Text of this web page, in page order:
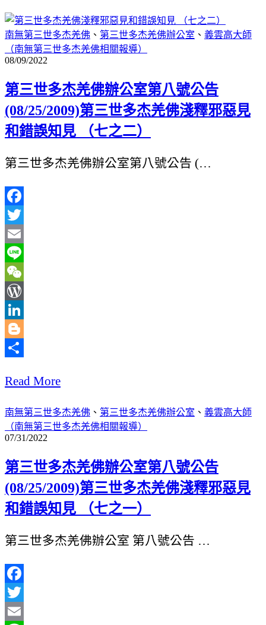
南無第三世多杰羌佛 、 第三世多杰羌佛辦公室 、 義雲高大師
（南無第三世多杰羌佛相關報導）
08/09/2022
第三世多杰羌佛辦公室第八號公告
(08/25/2009)第三世多杰羌佛淺釋邪惡見
和錯誤知見 （七之二）
第三世多杰羌佛辦公室第八號公告 (…
Facebook
Twitter
Email
Line
WeChat
WordPress
LinkedIn
Blogger
享
Read More
南無第三世多杰羌佛 、 第三世多杰羌佛辦公室 、 義雲高大師
（南無第三世多杰羌佛相關報導）
07/31/2022
第三世多杰羌佛辦公室第八號公告
(08/25/2009)第三世多杰羌佛淺釋邪惡見
和錯誤知見 （七之一）
第三世多杰羌佛辦公室 第八號公告 …
Facebook
Twitter